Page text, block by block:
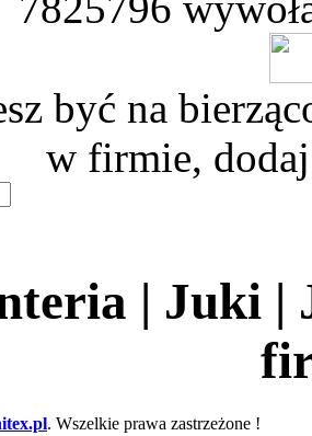
być na
w firmie,
| Juki |
. Wszelkie prawa zastrzeżone !